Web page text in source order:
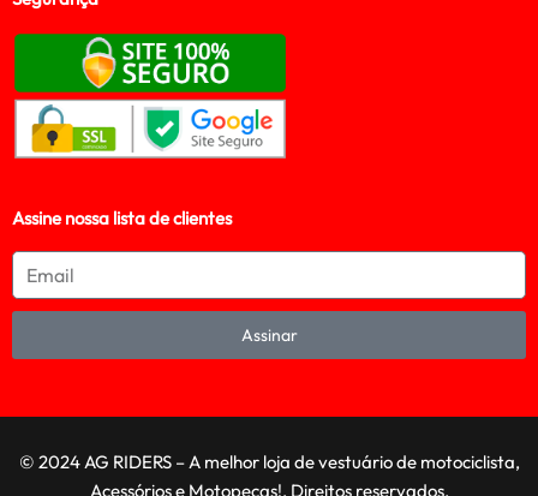
Assine nossa lista de clientes
Assinar
© 2024 AG RIDERS – A melhor loja de vestuário de motociclista,
Acessórios e Motopeças!. Direitos reservados.